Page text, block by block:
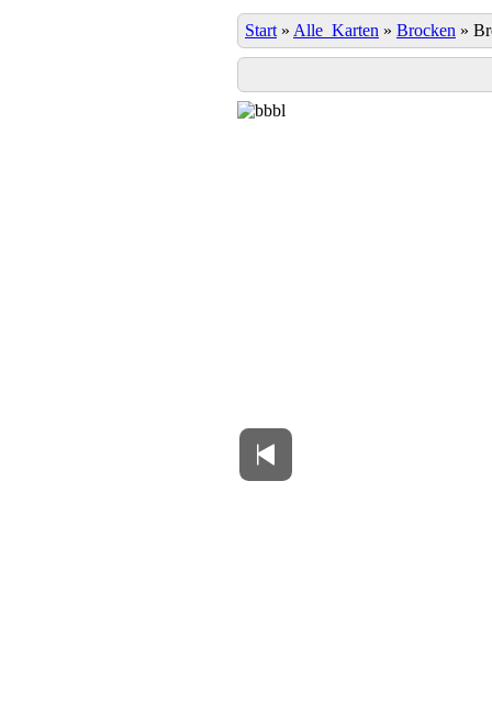
Start » Alle_Karten » Brocken »